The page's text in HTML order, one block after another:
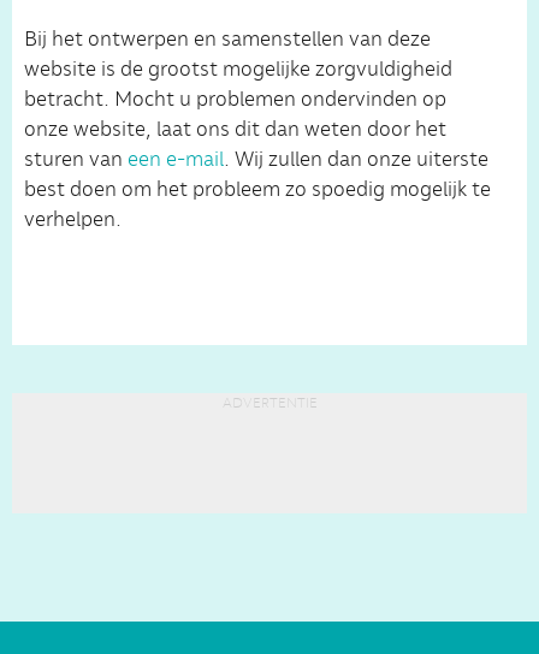
Bij het ontwerpen en samenstellen van deze
website is de grootst mogelijke zorgvuldigheid
betracht. Mocht u problemen ondervinden op
onze website, laat ons dit dan weten door het
sturen van een e-mail. Wij zullen dan onze uiterste
best doen om het probleem zo spoedig mogelijk te
verhelpen.
advertentie